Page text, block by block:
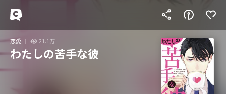
恋愛 21.1万
わたしの苦手な彼